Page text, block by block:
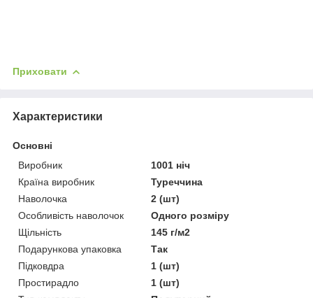
Приховати
Характеристики
Основні
Виробник
1001 ніч
Країна виробник
Туреччина
Наволочка
2 (шт)
Особливість наволочок
Одного розміру
Щільність
145 г/м2
Подарункова упаковка
Так
Підковдра
1 (шт)
Простирадло
1 (шт)